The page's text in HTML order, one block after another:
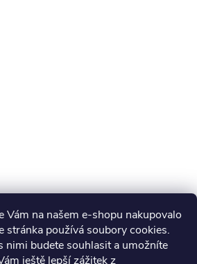
Vám na našem e-shopu nakupovalo
stránka používá soubory cookies.
nimi budete souhlasit a umožníte
ještě lepší zážitek z